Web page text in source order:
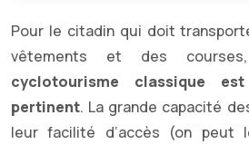
Pour le citadin qui doit
vêtements et des
cyclotourisme classique
pertinent. La grande capacité
leur facilité d’accès (on peut